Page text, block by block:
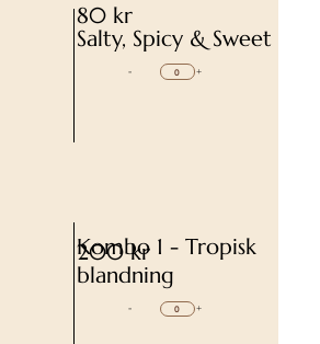
80 kr
Salty, Spicy & Sweet
- +
200 kr
Kombo 1 - Tropisk
blandning
- +